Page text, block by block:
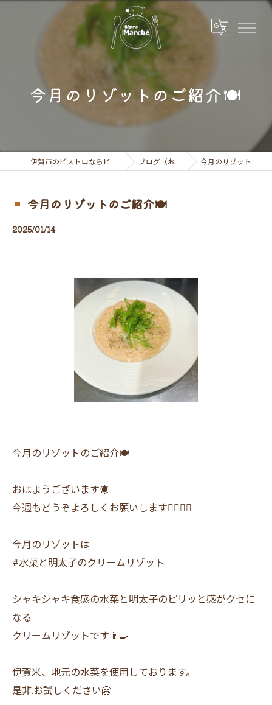
今月のリゾットのご紹介🍽
伊賀市のビストロならビストロ マルシェ ブログ（お知らせ） 今月のリゾットのご紹介🍽
今月のリゾットのご紹介🍽
2025/01/14
今月のリゾットのご紹介🍽
おはようございます☀
今週もどうぞよろしくお願いします🙇‍♂️🙇‍♀️
今月のリゾットは
#水菜と明太子のクリームリゾット
シャキシャキ食感の水菜と明太子のピリッと感がクセに
なる
クリームリゾットです👨‍🍳
伊賀米、地元の水菜を使用しております。
是非.お試しください🤗